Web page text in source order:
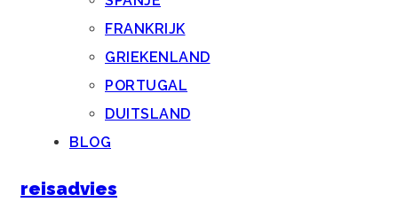
FRANKRIJK
GRIEKENLAND
PORTUGAL
DUITSLAND
BLOG
reisadvies